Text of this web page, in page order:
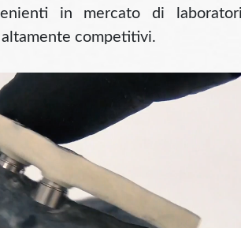
in mercato di
competitivi.